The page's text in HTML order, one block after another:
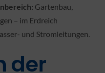
Gartenbau,
– im Erdreich
und Stromleitungen.
der